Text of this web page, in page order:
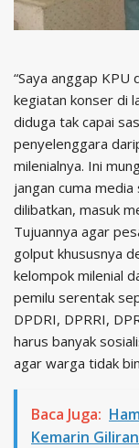
“Saya anggap KPU
kegiatan konser di
diduga tak capai
penyelenggara
milenialnya. Ini
jangan cuma
dilibatkan, masuk
Tujuannya agar
golput khususnya
kelompok milenial
pemilu serentak
DPDRI, DPRRI,
harus banyak
agar warga tidak
Baca Juga:
Kemarin